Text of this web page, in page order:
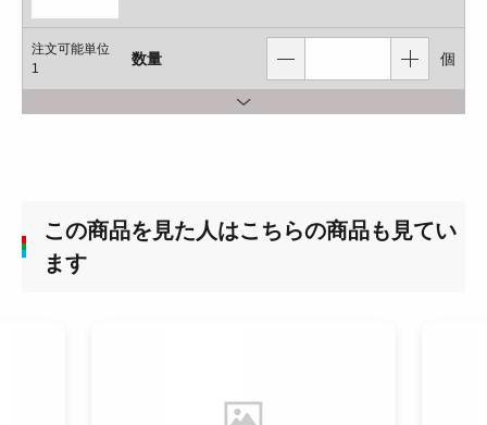
注文可能単位
1
数量 個
この商品を見た人はこちらの商品も見てい
ます